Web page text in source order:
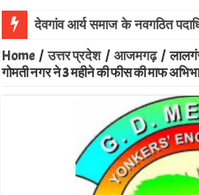
देवगांव आर्य समाज के नवगठित
Home / उत्तर प्रदेश / आजमगढ़ /
गोमती नगर ने 3 महीने की फीस की माफ